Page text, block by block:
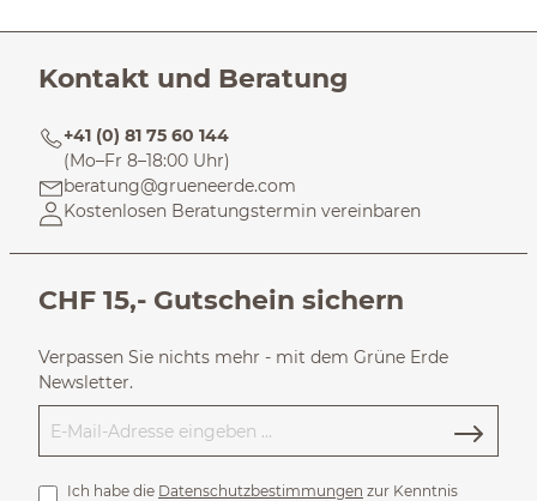
Kontakt und Beratung
+41 (0) 81 75 60 144
(Mo–Fr 8–18:00 Uhr)
beratung@grueneerde.com
Kostenlosen Beratungstermin vereinbaren
CHF 15,- Gutschein sichern
Verpassen Sie nichts mehr - mit dem Grüne Erde
Newsletter.
Ich habe die Datenschutzbestimmungen zur Kenntnis